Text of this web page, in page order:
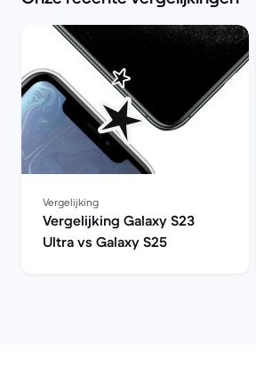
Vergelijking
Vergelijking Galaxy S23
Ultra vs Galaxy S25